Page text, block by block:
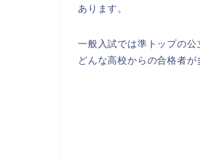
あります。
一般入試では準トップの
どんな高校からの合格者が